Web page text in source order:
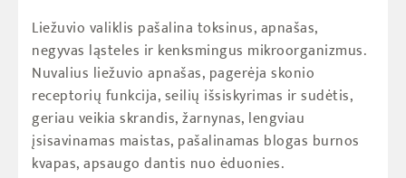
Liežuvio valiklis pašalina toksinus, apnašas,
negyvas ląsteles ir kenksmingus mikroorganizmus.
Nuvalius liežuvio apnašas, pagerėja skonio
receptorių funkcija, seilių išsiskyrimas ir sudėtis,
geriau veikia skrandis, žarnynas, lengviau
įsisavinamas maistas, pašalinamas blogas burnos
kvapas, apsaugo dantis nuo ėduonies.